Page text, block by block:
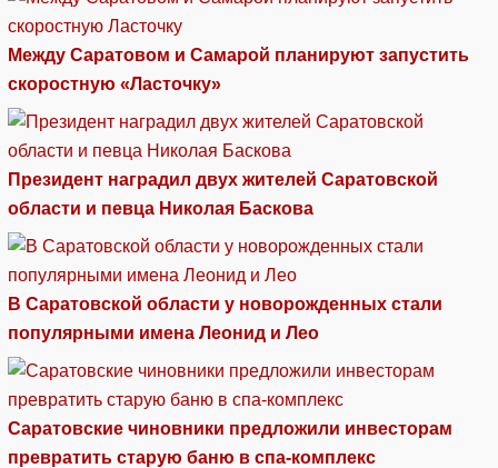
Между Саратовом и Самарой планируют запустить
скоростную «Ласточку»
Президент наградил двух жителей Саратовской
области и певца Николая Баскова
В Саратовской области у новорожденных стали
популярными имена Леонид и Лео
Саратовские чиновники предложили инвесторам
превратить старую баню в спа-комплекс